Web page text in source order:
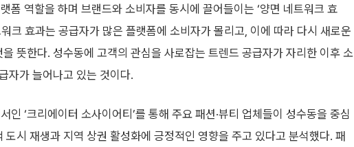
폼 역할을 하며 브랜드와 소비자를 동시에 끌어들이는 ‘양면 네트워크 효
크 효과는 공급자가 많은 플랫폼에 소비자가 몰리고, 이에 따라 다시 새로운
뜻한다. 성수동에 고객의 관심을 사로잡는 트렌드 공급자가 자리한 이후 소
자가 늘어나고 있는 것이다.
‘크리에이터 소사이어티’를 통해 주요 패션·뷰티 업체들이 성수동을 중심
시 재생과 지역 상권 활성화에 긍정적인 영향을 주고 있다고 분석했다. 패